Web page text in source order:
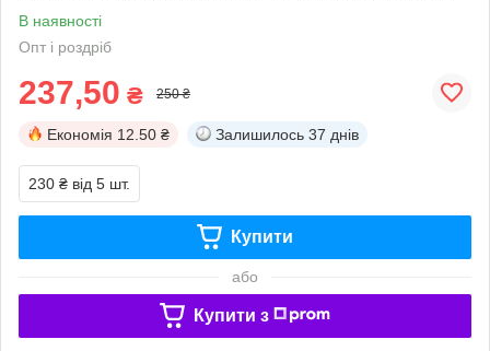
В наявності
Опт і роздріб
237,50 ₴ 250 ₴
Економія 12.50 ₴ Залишилось 37 днів
230 ₴ від 5 шт.
Купити
або
Купити з